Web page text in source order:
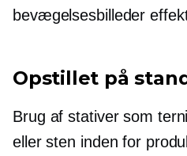
bevægelsesbilleder
Opstillet på
Brug af stativer som
eller sten inden for